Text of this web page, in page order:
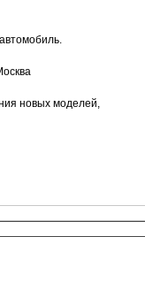
новых моделей,